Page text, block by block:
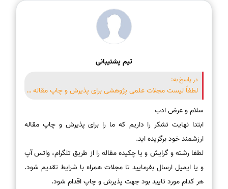
تیم پشتیبانی
در پاسخ به:
لطفاً لیست مجلات علمی پژوهشی برای پذیرش و چاپ مقاله را بفرستید
ابتدا نهایت تشکر را داریم که ما را برای پذیرش و چاپ مقاله
لطفا رشته و گرایش و یا چکیده مقاله را از طریق تلگرام، واتس آپ
و یا ایمیل ارسال بفرمایید تا مجلات همراه با شرایط تقدیم شود.